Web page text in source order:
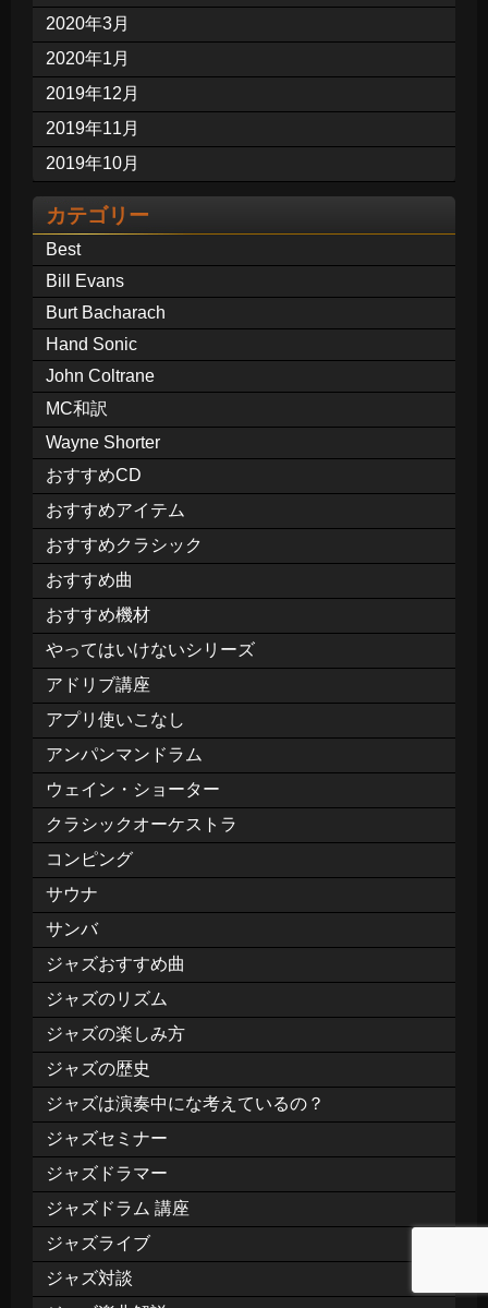
2020年3月
2020年1月
2019年12月
2019年11月
2019年10月
カテゴリー
Best
Bill Evans
Burt Bacharach
Hand Sonic
John Coltrane
MC和訳
Wayne Shorter
おすすめCD
おすすめアイテム
おすすめクラシック
おすすめ曲
おすすめ機材
やってはいけないシリーズ
アドリブ講座
アプリ使いこなし
アンパンマンドラム
ウェイン・ショーター
クラシックオーケストラ
コンピング
サウナ
サンバ
ジャズおすすめ曲
ジャズのリズム
ジャズの楽しみ方
ジャズの歴史
ジャズは演奏中にな考えているの？
ジャズセミナー
ジャズドラマー
ジャズドラム 講座
ジャズライブ
ジャズ対談